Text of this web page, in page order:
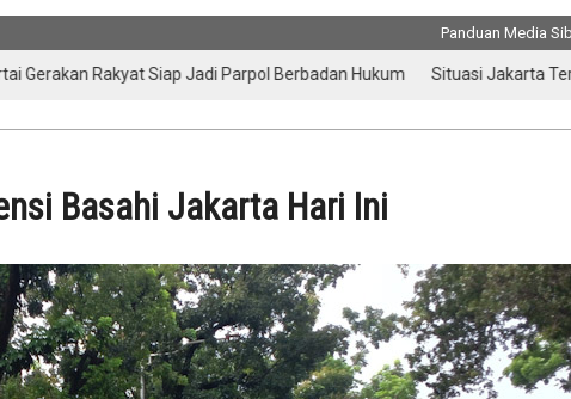
Panduan Media
Rakyat Siap Jadi Parpol Berbadan Hukum Situasi Jakarta Terkini,
Basahi Jakarta Hari Ini